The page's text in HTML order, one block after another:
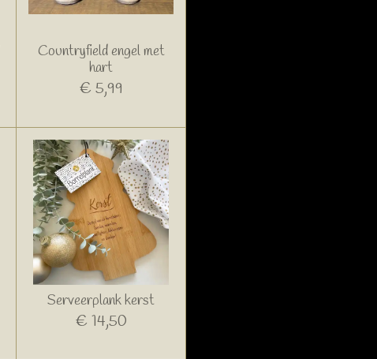
Countryfield engel met
hart
€ 5,99
Serveerplank kerst
€ 14,50